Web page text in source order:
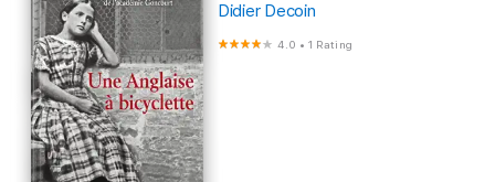
Didier Decoin
4.0 •1 Rating